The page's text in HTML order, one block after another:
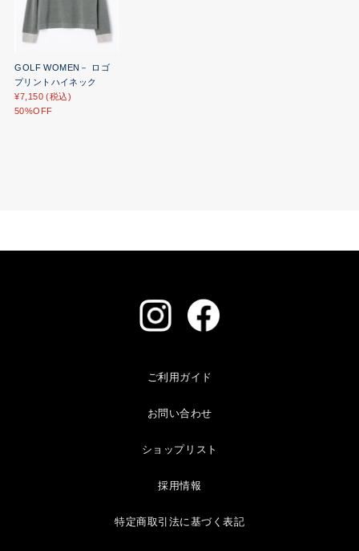
GOLF WOMEN－ ロゴ
プリントハイネック
¥7,150 (税込)
50%OFF
ご利用ガイド
お問い合わせ
ショップリスト
採用情報
特定商取引法に基づく表記